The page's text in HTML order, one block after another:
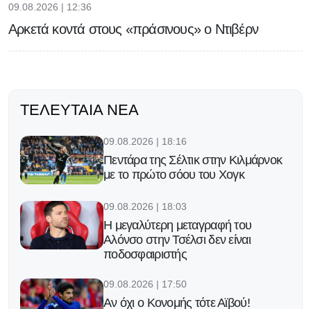
09.08.2026 | 12:36
Αρκετά κοντά στους «πράσινους» ο Ντιβέρν
ΤΕΛΕΥΤΑΊΑ ΝΈΑ
09.08.2026 | 18:16
Πεντάρα της Σέλτικ στην Κιλμάρνοκ
με το πρώτο σόου του Χογκ
09.08.2026 | 18:03
Η μεγαλύτερη μεταγραφή του
Αλόνσο στην Τσέλσι δεν είναι
ποδοσφαιριστής
09.08.2026 | 17:50
Αν όχι ο Κονομής τότε Αϊβού!